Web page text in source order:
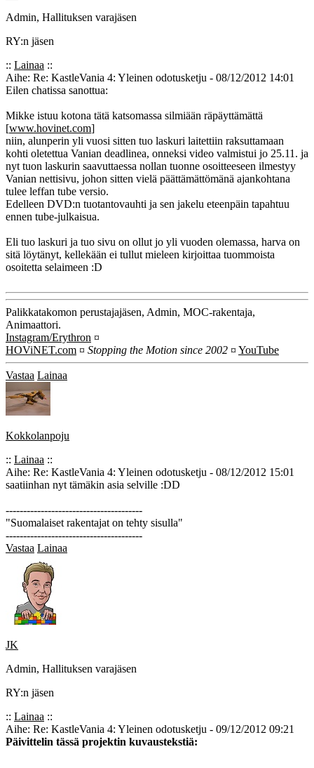
Admin, Hallituksen varajäsen
RY:n jäsen
:: Lainaa ::
Aihe: Re: KastleVania 4: Yleinen odotusketju - 08/12/2012 14:01
Eilen chatissa sanottua:
Mikke istuu kotona tätä katsomassa silmiään räpäyttämättä
[www.hovinet.com]
niin, alunperin yli vuosi sitten tuo laskuri laitettiin raksuttamaan
kohti oletettua Vanian deadlinea, onneksi video valmistui jo 25.11. ja
nyt tuon laskurin saavuttaessa nollan tuonne osoitteeseen ilmestyy
Vanian nettisivu, johon sitten vielä päättämättömänä ajankohtana
tulee leffan tube versio.
Edelleen DVD:n tuotantovauhti ja sen jakelu eteenpäin tapahtuu
ennen tube-julkaisua.
Eli tuo laskuri ja tuo sivu on ollut jo yli vuoden olemassa, harva on
sitä löytänyt, kellekään ei tullut mieleen kirjoittaa tuommoista
osoitetta selaimeen :D
Palikkatakomon perustajajäsen, Admin, MOC-rakentaja,
Animaattori.
Instagram/Erythron ¤
HOViNET.com ¤ Stopping the Motion since 2002 ¤ YouTube
Vastaa Lainaa
Kokkolanpoju
:: Lainaa ::
Aihe: Re: KastleVania 4: Yleinen odotusketju - 08/12/2012 15:01
saatiinhan nyt tämäkin asia selville :DD
---------------------------------------
"Suomalaiset rakentajat on tehty sisulla"
---------------------------------------
Vastaa Lainaa
JK
Admin, Hallituksen varajäsen
RY:n jäsen
:: Lainaa ::
Aihe: Re: KastleVania 4: Yleinen odotusketju - 09/12/2012 09:21
Päivittelin tässä projektin kuvaustekstiä: